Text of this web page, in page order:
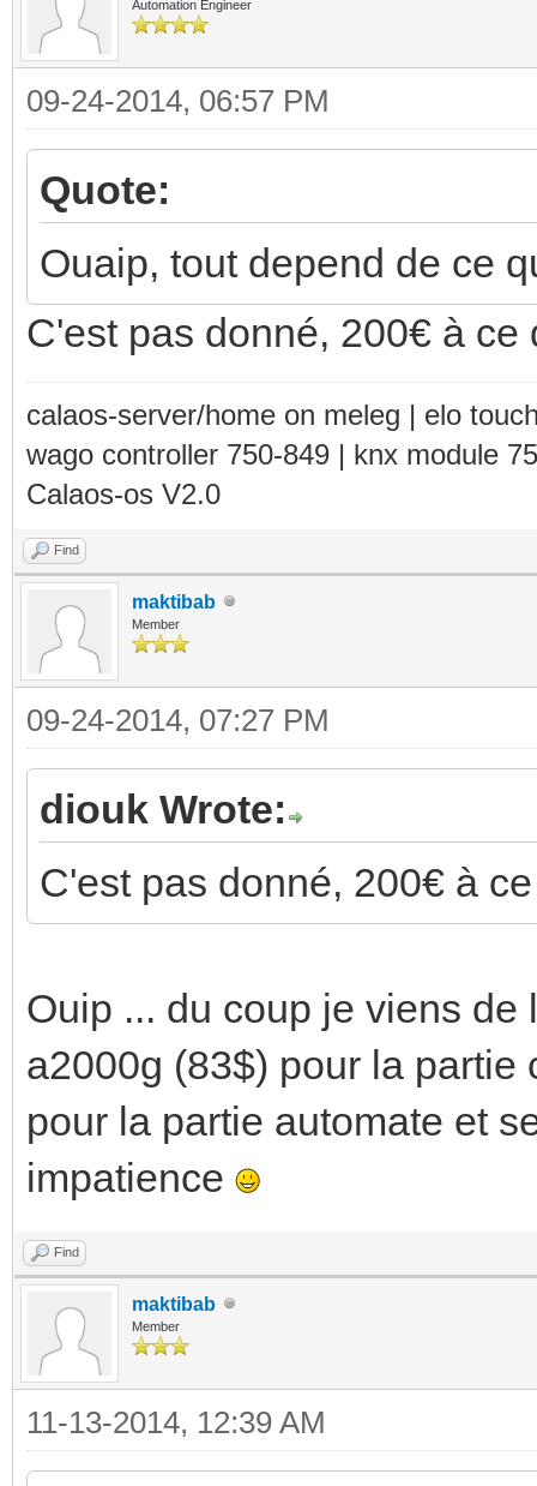
Automation Engineer
09-24-2014, 06:57 PM
Quote:
Ouaip, tout depend de ce
C'est pas donné, 200€ à ce
calaos-server/home on meleg | elo
wago controller 750-849 | knx module
Calaos-os V2.0
Find
maktibab
Member
09-24-2014, 07:27 PM
diouk Wrote:
C'est pas donné, 200€ à
Ouip ... du coup je viens
a2000g (83$) pour la
pour la partie automate et
impatience
Find
maktibab
Member
11-13-2014, 12:39 AM